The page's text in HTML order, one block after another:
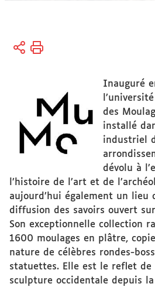
Vous
Accueil
Inauguré
des
installé
industriel
dévolu à
l’histoire de l’art et de
aujourd’hui également un lieu
diffusion des savoirs ouvert
Son exceptionnelle collection
1600 moulages en plâtre,
nature de célèbres rondes-
statuettes. Elle est le reﬂet de
sculpture occidentale depuis